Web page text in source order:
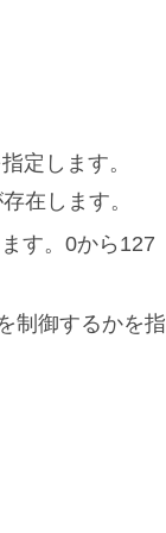
定します。
在します。
す。0から127
制御するかを指